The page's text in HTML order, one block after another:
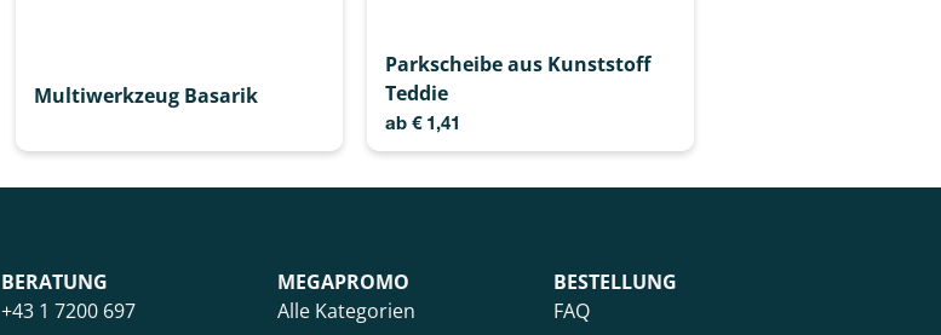
Multiwerkzeug Basarik
Parkscheibe aus Kunststoff
Teddie
ab €1,41
BERATUNG
+43 1 7200 697
MEGAPROMO
Alle Kategorien
BESTELLUNG
FAQ